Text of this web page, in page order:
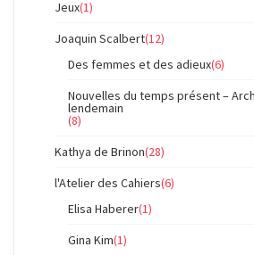
Jeux(1)
Joaquin Scalbert(12)
Des femmes et des adieux(6)
Nouvelles du temps présent –
lendemain
(8)
Kathya de Brinon(28)
l'Atelier des Cahiers(6)
Elisa Haberer(1)
Gina Kim(1)